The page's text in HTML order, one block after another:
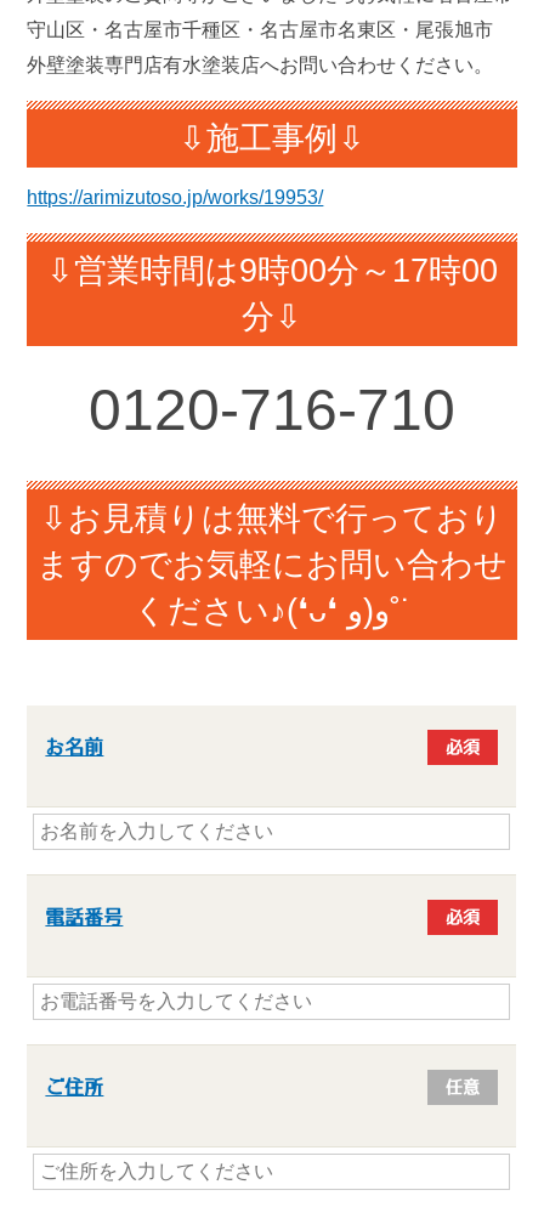
守山区・名古屋市千種区・名古屋市名東区・尾張旭市
外壁塗装専門店有水塗装店へお問い合わせください。
⇩施工事例⇩
https://arimizutoso.jp/works/19953/
⇩営業時間は9時00分～17時00
分⇩
0120-716-710
⇩お見積りは無料で行っており
ますのでお気軽にお問い合わせ
ください♪(❛ᴗ❛ و(و˚˙
お名前 必須
電話番号 必須
ご住所 任意